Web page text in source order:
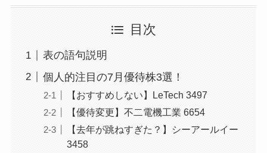
目次
表の語句説明
個人的注目の7月優待株3選！
【おすすめしない】LeTech 3497
【優待変更】不二電機工業 6654
【去年が跳ねすぎた？】シーアールイー
3458